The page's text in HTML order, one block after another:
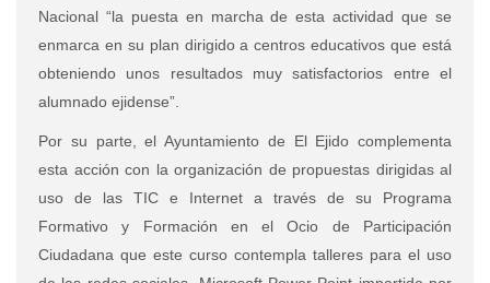
Nacional “la puesta en marcha de esta actividad que se
enmarca en su plan dirigido a centros educativos que está
obteniendo unos resultados muy satisfactorios entre el
alumnado ejidense”.
Por su parte, el Ayuntamiento de El Ejido complementa
esta acción con la organización de propuestas dirigidas al
uso de las TIC e Internet a través de su Programa
Formativo y Formación en el Ocio de Participación
Ciudadana que este curso contempla talleres para el uso